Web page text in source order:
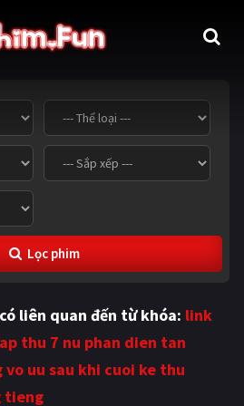
Hành động
Chiến tranh
Tội phạm - Hình sự
Khoa học - Tài liệu
Thể thao
Lọc phim
liên quan đến từ khóa: link
thu 7 nu phan dien tan
vo uu sau khi cuoi ke thu
tieng